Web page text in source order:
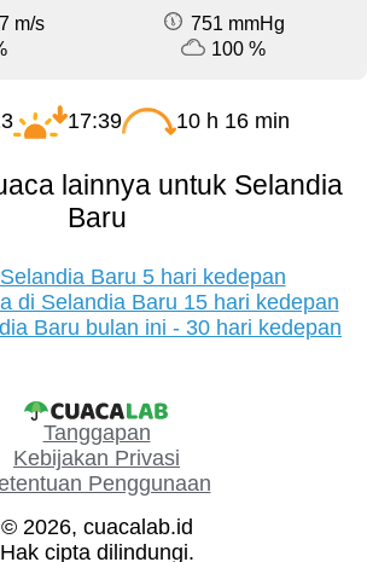
m/s
751 mmHg
100 %
17:39 10 h 16 min
lainnya untuk Selandia
Baru
Baru 5 hari kedepan
di Selandia Baru 15 hari kedepan
Baru bulan ini - 30 hari kedepan
Tanggapan
Kebijakan Privasi
Penggunaan
© 2026, cuacalab.id
Hak cipta dilindungi.